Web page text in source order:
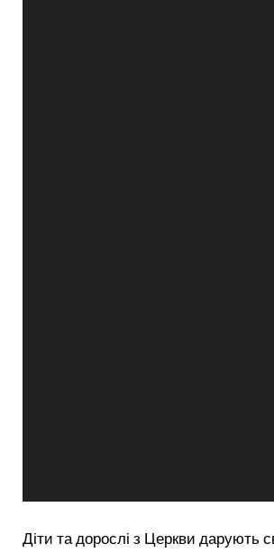
Діти та дорослі з Церкви дарують